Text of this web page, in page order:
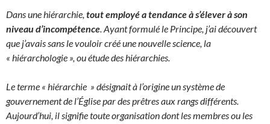
Dans une hiérarchie, tout employé a tendance à s’élever à son
niveau d’incompétence Ayant formulé le Principe, j’ai découvert
que j’avais sans le vouloir créé une nouvelle science, la
« hiérarchologie », ou étude des hiérarchies.
Le terme « hiérarchie » désignait à l’origine un système de
gouvernement de l’Église par des prêtres aux rangs différents.
Aujourd’hui, il signifie toute organisation dont les membres ou les